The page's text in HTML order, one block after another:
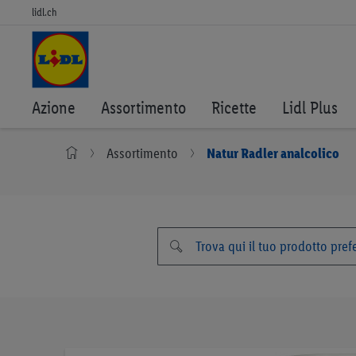
lidl.ch
Azione Assortimento Ricette Lidl Plus
Assortimento Natur Radler analcolico